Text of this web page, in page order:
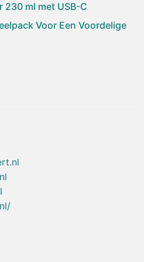
230 ml met USB-C
Voor Een Voordelige